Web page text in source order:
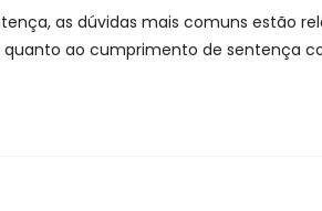
as dúvidas mais comuns estão
ao cumprimento de sentença